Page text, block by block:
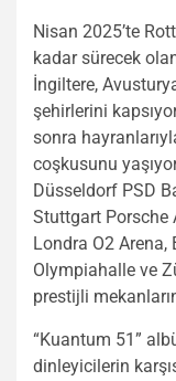
Nisan 2025’te
kadar sürecek
İngiltere,
şehirlerini
sonra
coşkusunu
Düsseldorf PSD
Stuttgart Porsche
Londra O2 Arena,
Olympiahalle ve
prestijli
“Kuantum 51”
dinleyicilerin